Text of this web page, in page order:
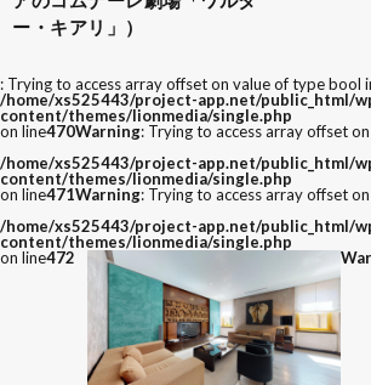
ー・キアリ」）
: Trying to access array offset on value of type bool
/home/xs525443/project-app.net/public_html/
content/themes/lionmedia/single.php
on line470Warning: Trying to access array offset
/home/xs525443/project-app.net/public_html/
content/themes/lionmedia/single.php
on line471Warning: Trying to access array offset
/home/xs525443/project-app.net/public_html/
content/themes/lionmedia/single.php
on line472